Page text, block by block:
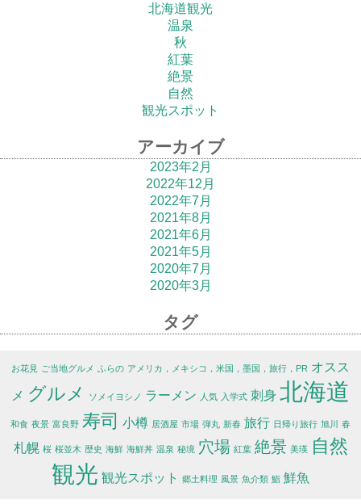
北海道観光
温泉
秋
紅葉
絶景
自然
観光スポット
アーカイブ
2023年2月
2022年12月
2022年7月
2021年8月
2021年6月
2021年5月
2020年7月
2020年3月
タグ
お花見 ご当地グルメ ふらの アメリカ，メキシコ，米国，墨国，旅行，PR オスス
メ グルメ ソメイヨシノ ラーメン 人気 入学式 刺身 北海道
和食 夜景 富良野 寿司 小樽 居酒屋 市場 弾丸 新春 旅行 日帰り旅行 旭川 春
札幌 桜 桜並木 歴史 海鮮 海鮮丼 温泉 秘境 穴場 紅葉 絶景 美瑛 自然
観光 観光スポット 郷土料理 風景 魚介類 鮨 鮮魚